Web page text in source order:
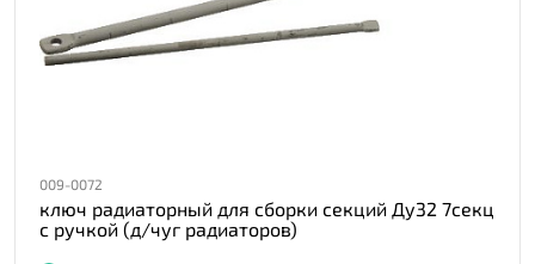
009-0072
ключ радиаторный для сборки секций Ду32 7секц
с ручкой (д/чуг радиаторов)